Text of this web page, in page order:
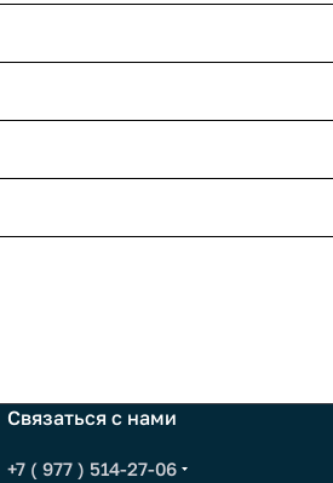
Связаться с нами
+7 ( 977 ) 514-27-06